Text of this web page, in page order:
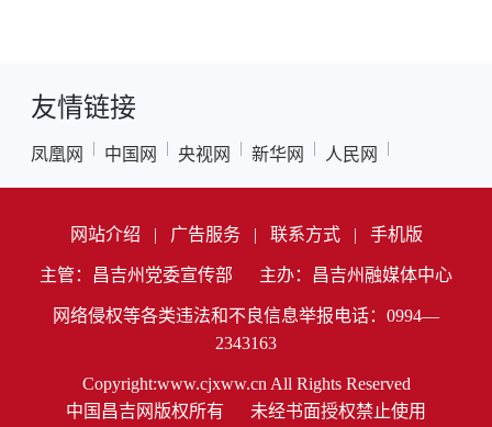
友情链接
凤凰网 中国网 央视网 新华网 人民网
网站介绍 | 广告服务 | 联系方式 | 手机版
主管：昌吉州党委宣传部 主办：昌吉州融媒体中心
网络侵权等各类违法和不良信息举报电话：0994—
2343163
Copyright:www.cjxww.cn All Rights Reserved
中国昌吉网版权所有
未经书面授权禁止使用